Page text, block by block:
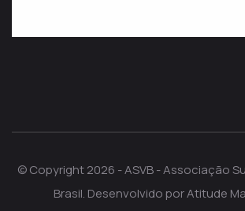
© Copyright 2026 - ASVB - Associação
Brasil. Desenvolvido porAtitude